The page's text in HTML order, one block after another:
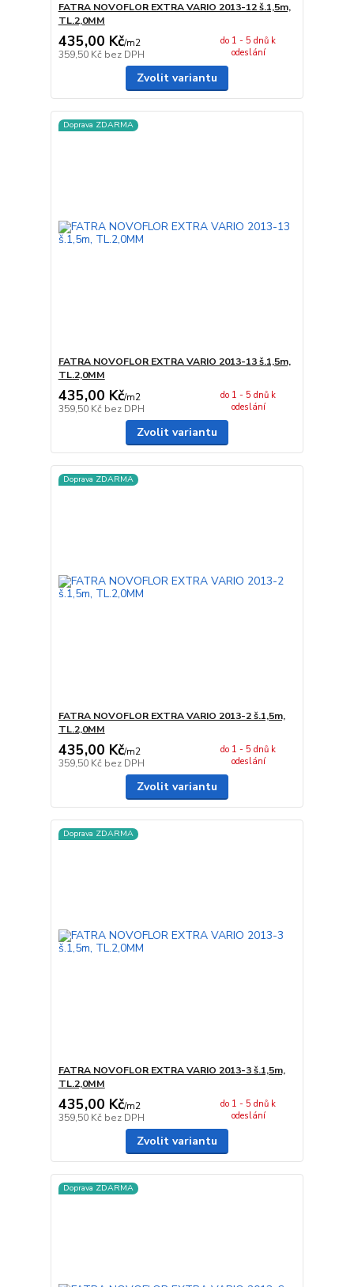
FATRA NOVOFLOR EXTRA VARIO 2013-12 š.1,5m,
TL.2,0MM
435,00 Kč/m2
359,50 Kč bez DPH
do 1 - 5 dnů k
odeslání
Zvolit variantu
Doprava ZDARMA
FATRA NOVOFLOR EXTRA VARIO 2013-13 š.1,5m,
TL.2,0MM
435,00 Kč/m2
359,50 Kč bez DPH
do 1 - 5 dnů k
odeslání
Zvolit variantu
Doprava ZDARMA
FATRA NOVOFLOR EXTRA VARIO 2013-2 š.1,5m,
TL.2,0MM
435,00 Kč/m2
359,50 Kč bez DPH
do 1 - 5 dnů k
odeslání
Zvolit variantu
Doprava ZDARMA
FATRA NOVOFLOR EXTRA VARIO 2013-3 š.1,5m,
TL.2,0MM
435,00 Kč/m2
359,50 Kč bez DPH
do 1 - 5 dnů k
odeslání
Zvolit variantu
Doprava ZDARMA